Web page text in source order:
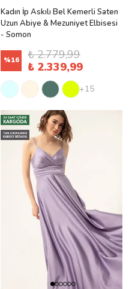
Kadın İp Askılı Bel Kemerli Saten
Uzun Abiye & Mezuniyet Elbisesi
- Somon
%16
₺ 2.779,99
₺ 2.339,99
+15